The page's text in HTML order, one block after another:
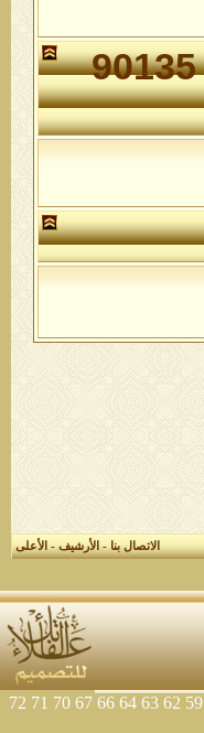
الأعضاء الذين تواجدوا خلال 24 ساعة: 90136 (1 عضو و 90135
الاتصال بنا-الأرشيف-الأعلى
59
62
63
64
66
67
70
71
72